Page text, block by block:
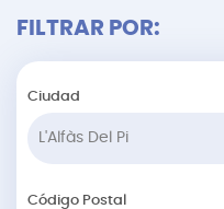
FILTRAR POR:
Ciudad
Código Postal